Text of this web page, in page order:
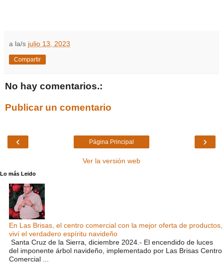
a la/s julio 13, 2023
Compartir
No hay comentarios.:
Publicar un comentario
‹ ›
Página Principal
Ver la versión web
Lo más Leido
En Las Brisas, el centro comercial con la mejor oferta de productos,
viví el verdadero espíritu navideño
Santa Cruz de la Sierra, diciembre 2024.- El encendido de luces
del imponente árbol navideño, implementado por Las Brisas Centro
Comercial ...